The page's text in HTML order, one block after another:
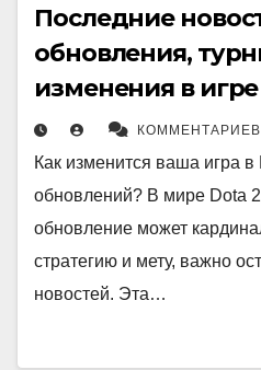
Последние
обновления,
изменения в игре
Как изменится ваша игра
обновлений? В мире Dota
обновление может
стратегию и мету, важно
новостей. Эта…